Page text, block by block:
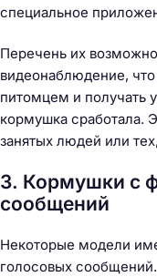
специальное
Перечень их
видеонаблюдение,
питомцем и получать
кормушка сработала.
занятых людей или
3. Кормушки с
сообщений
Некоторые модели
голосовых